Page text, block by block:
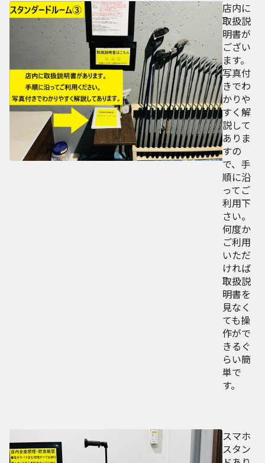
店内に
取扱説
明書が
ござい
ます。
写真付
きでわ
かりや
すく解
説して
ありま
すの
で、手
順に沿
ってご
利用下
さい。
何度か
ご利用
いただ
ければ
取扱説
明書を
見なく
ても操
作がで
きるぐ
らい簡
単で
す。
スマホ
スタン